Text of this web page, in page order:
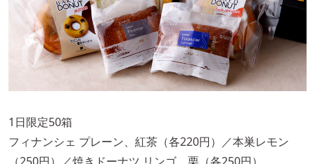
1日限定50箱
フィナンシェ プレーン、紅茶（各220円）／本巣レモン